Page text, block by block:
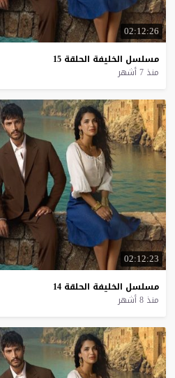
02:12:26
مسلسل الخليفة الحلقة 15
منذ 7 أشهر
02:12:23
مسلسل الخليفة الحلقة 14
منذ 8 أشهر